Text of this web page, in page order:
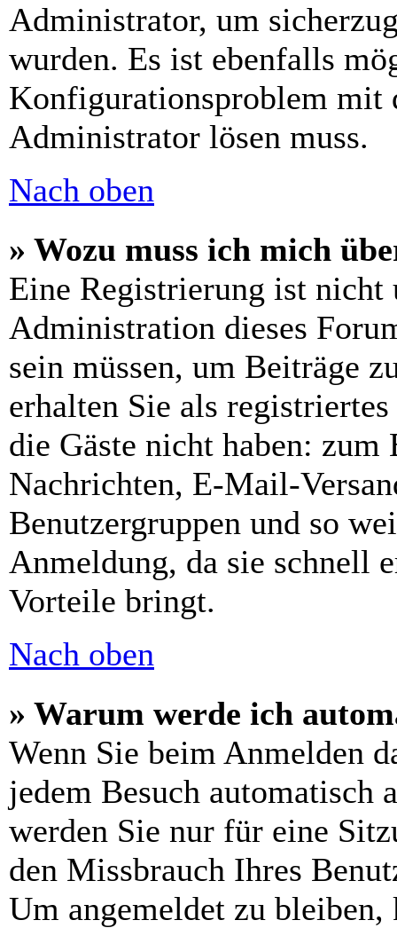
Administrator, um
wurden. Es ist ebenfalls
Konfigurationsproblem mit
Administrator lösen muss.
Nach oben
» Wozu muss ich mich
Eine Registrierung ist
Administration dieses
sein müssen, um Beiträge
erhalten Sie als
die Gäste nicht haben:
Nachrichten, E-Mail-
Benutzergruppen und so
Anmeldung, da sie schnell
Vorteile bringt.
Nach oben
» Warum werde ich
Wenn Sie beim Anmelden
jedem Besuch automatisch
werden Sie nur für eine
den Missbrauch Ihres
Um angemeldet zu bleiben,